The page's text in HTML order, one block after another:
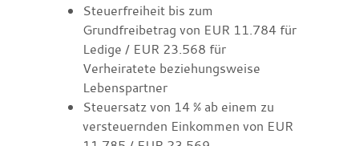
Steuerfreiheit bis zum
Grundfreibetrag von EUR 11.784 für
Ledige / EUR 23.568 für
Verheiratete beziehungsweise
Lebenspartner
Steuersatz von 14 % ab einem zu
versteuernden Einkommen von EUR